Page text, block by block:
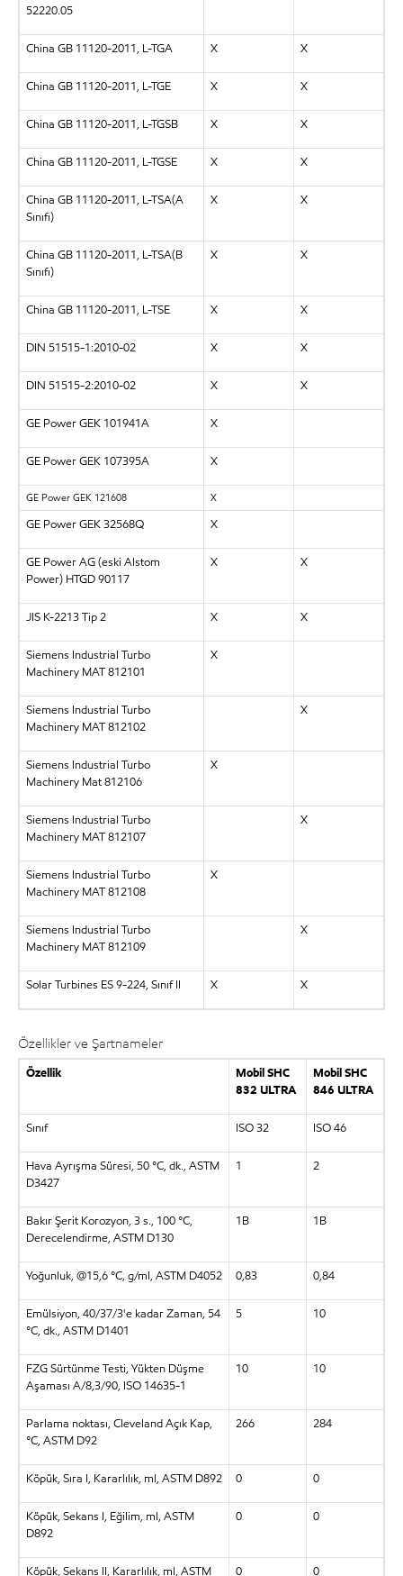
52220.05
China GB 11120-2011, L-TGA X X
China GB 11120-2011, L-TGE X X
China GB 11120-2011, L-TGSB X X
China GB 11120-2011, L-TGSE X X
China GB 11120-2011, L-TSA(A
Sınıfı)
X X
China GB 11120-2011, L-TSA(B
Sınıfı)
X X
China GB 11120-2011, L-TSE X X
DIN 51515-1:2010-02 X X
DIN 51515-2:2010-02 X X
GE Power GEK 101941A X
GE Power GEK 107395A X
GE Power GEK 121608 X
GE Power GEK 32568Q X
GE Power AG (eski Alstom
Power) HTGD 90117
X X
JIS K-2213 Tip 2 X X
Siemens Industrial Turbo
Machinery MAT 812101
X
Siemens Industrial Turbo
Machinery MAT 812102
X
Siemens Industrial Turbo
Machinery Mat 812106
X
Siemens Industrial Turbo
Machinery MAT 812107
X
Siemens Industrial Turbo
Machinery MAT 812108
X
Siemens Industrial Turbo
Machinery MAT 812109
X
Solar Turbines ES 9-224, Sınıf II X X
Özellikler ve Şartnameler
Özellik
Mobil SHC
832 ULTRA
Mobil SHC
846 ULTRA
Sınıf ISO 32 ISO 46
Hava Ayrışma Süresi, 50 °C, dk., ASTM
D3427
1 2
Bakır Şerit Korozyon, 3 s., 100 °C,
Derecelendirme, ASTM D130
1B 1B
Yoğunluk, @15,6 °C, g/ml, ASTM D4052 0,83 0,84
Emülsiyon, 40/37/3'e kadar Zaman, 54
°C, dk., ASTM D1401
5 10
FZG Sürtünme Testi, Yükten Düşme
Aşaması A/8,3/90, ISO 14635-1
10 10
Parlama noktası, Cleveland Açık Kap,
°C, ASTM D92
266 284
Köpük, Sıra I, Kararlılık, ml, ASTM D892 0 0
Köpük, Sekans I, Eğilim, ml, ASTM
D892
0 0
Köpük, Sekans II, Kararlılık, ml, ASTM
0 0